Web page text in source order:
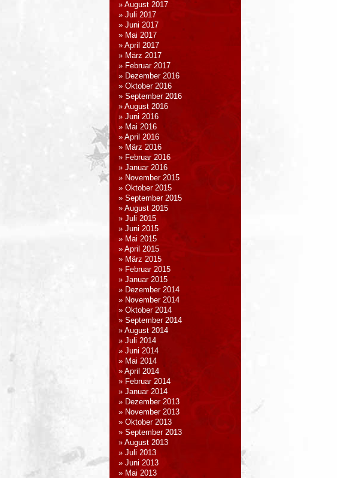
August 2017
Juli 2017
Juni 2017
Mai 2017
April 2017
März 2017
Februar 2017
Dezember 2016
Oktober 2016
September 2016
August 2016
Juni 2016
Mai 2016
April 2016
März 2016
Februar 2016
Januar 2016
November 2015
Oktober 2015
September 2015
August 2015
Juli 2015
Juni 2015
Mai 2015
April 2015
März 2015
Februar 2015
Januar 2015
Dezember 2014
November 2014
Oktober 2014
September 2014
August 2014
Juli 2014
Juni 2014
Mai 2014
April 2014
Februar 2014
Januar 2014
Dezember 2013
November 2013
Oktober 2013
September 2013
August 2013
Juli 2013
Juni 2013
Mai 2013